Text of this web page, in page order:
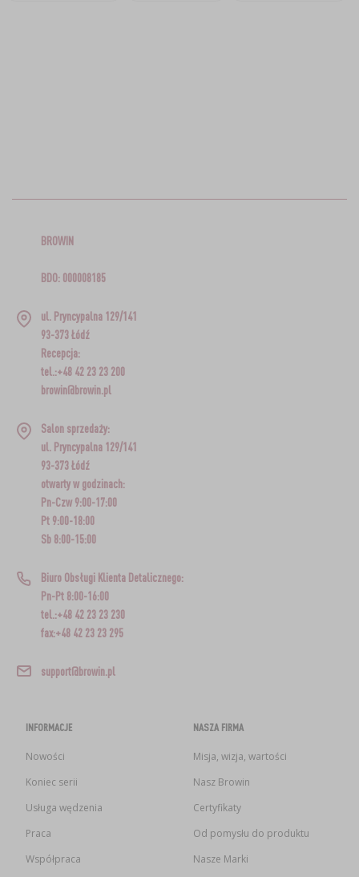
BROWIN
BDO: 000008185
ul. Pryncypalna 129/141
93-373 Łódź
Recepcja:
tel.:+48 42 23 23 200
browin@browin.pl
Salon sprzedaży:
ul. Pryncypalna 129/141
93-373 Łódź
otwarty w godzinach:
Pn-Czw 9:00-17:00
Pt 9:00-18:00
Sb 8:00-15:00
Biuro Obsługi Klienta Detalicznego:
Pn-Pt 8:00-16:00
tel.:+48 42 23 23 230
fax:+48 42 23 23 295
support@browin.pl
INFORMACJE
Nowości
Koniec serii
Usługa wędzenia
Praca
Współpraca
NASZA FIRMA
Misja, wizja, wartości
Nasz Browin
Certyfikaty
Od pomysłu do produktu
Nasze Marki